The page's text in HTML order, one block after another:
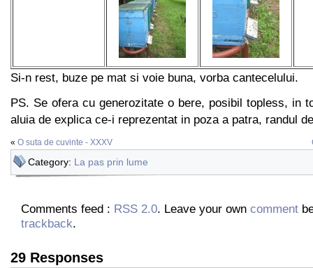
Si-n rest, buze pe mat si voie buna, vorba cantecelului.
PS. Se ofera cu generozitate o bere, posibil topless, in
aluia de explica ce-i reprezentat in poza a patra, randul
« O suta de cuvinte - XXXV
Category: La pas prin lume
Comments feed : RSS 2.0. Leave your own comment
trackback.
29 Responses